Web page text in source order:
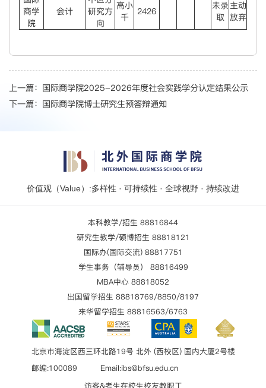
商学
院
会计
研究方
向
高小
千
2426
未录
取
主动
放弃
上一篇： 国际商学院2025-2026年度社会实践学分认定结果公示
下一篇： 国际商学院博士研究生预答辩通知
价值观（Value）:多样性 · 可持续性 · 全球视野 · 持续改进
本科教学/招生 88816844
研究生教学/硕博招生 88818121
国际办(国际交流) 88817751
学生事务（辅导员） 88816499
MBA中心 88818052
出国留学招生 88818769/8850/8197
来华留学招生 88816563/6763
北京市海淀区西三环北路19号 北外 (西校区) 国内大厦2号楼
邮编:100089 Email:ibs@bfsu.edu.cn
访客&考生在校生校友教职工